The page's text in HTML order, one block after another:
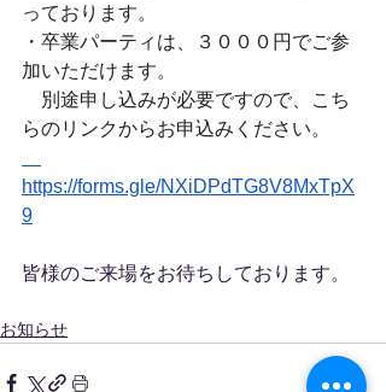
っております。
・卒業パーティは、３０００円でご参
加いただけます。
別途申し込みが必要ですので、こち
らのリンクからお申込みください。
https://forms.gle/NXiDPdTG8V8MxTpX
9
皆様のご来場をお待ちしております。
お知らせ